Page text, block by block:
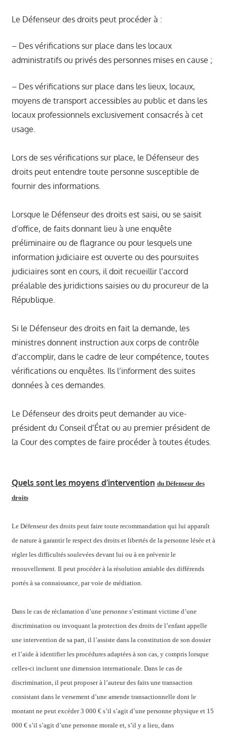
Le Défenseur des droits peut procéder à :
– Des vérifications sur place dans les locaux
administratifs ou privés des personnes mises en cause ;
– Des vérifications sur place dans les lieux, locaux,
moyens de transport accessibles au public et dans les
locaux professionnels exclusivement consacrés à cet
usage.
Lors de ses vérifications sur place, le Défenseur des
droits peut entendre toute personne susceptible de
fournir des informations.
Lorsque le Défenseur des droits est saisi, ou se saisit
d’office, de faits donnant lieu à une enquête
préliminaire ou de flagrance ou pour lesquels une
information judiciaire est ouverte ou des poursuites
judiciaires sont en cours, il doit recueillir l’accord
préalable des juridictions saisies ou du procureur de la
République.
Si le Défenseur des droits en fait la demande, les
ministres donnent instruction aux corps de contrôle
d’accomplir, dans le cadre de leur compétence, toutes
vérifications ou enquêtes. Ils l’informent des suites
données à ces demandes.
Le Défenseur des droits peut demander au vice-
président du Conseil d’État ou au premier président de
la Cour des comptes de faire procéder à toutes études.
Quels sont les moyens d’intervention du Défenseur des
droits
Le Défenseur des droits peut faire toute recommandation qui lui apparaît
de nature à garantir le respect des droits et libertés de la personne lésée et à
régler les difficultés soulevées devant lui ou à en prévenir le
renouvellement. Il peut procéder à la résolution amiable des différends
portés à sa connaissance, par voie de médiation.
Dans le cas de réclamation d’une personne s’estimant victime d’une
discrimination ou invoquant la protection des droits de l’enfant appelle
une intervention de sa part, il l’assiste dans la constitution de son dossier
et l’aide à identifier les procédures adaptées à son cas, y compris lorsque
celles-ci incluent une dimension internationale. Dans le cas de
discrimination, il peut proposer à l’auteur des faits une transaction
consistant dans le versement d’une amende transactionnelle dont le
montant ne peut excéder 3 000 € s’il s’agit d’une personne physique et 15
000 € s’il s’agit d’une personne morale et, s’il y a lieu, dans